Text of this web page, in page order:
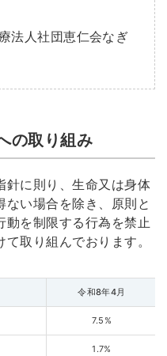
法人社団恵仁会なぎ
の取り組み
針に則り、生命又は身体
ない場合を除き、原則と
動を制限する行為を禁止
取り組んでおります。
令和8年4月
7.5%
1.7%